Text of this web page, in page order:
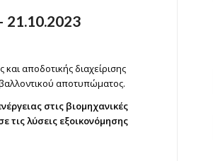
21.10.2023
αποδοτικής διαχείρισης
αποτυπώματος.
στις βιομηχανικές
τις λύσεις εξοικονόμησης